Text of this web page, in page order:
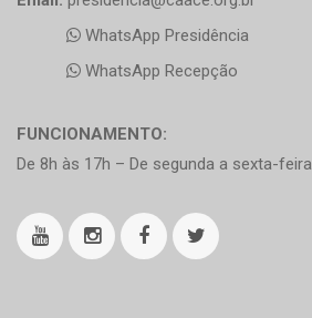
WhatsApp Presidência
WhatsApp Recepção
FUNCIONAMENTO:
De 8h às 17h – De segunda a sexta-feira